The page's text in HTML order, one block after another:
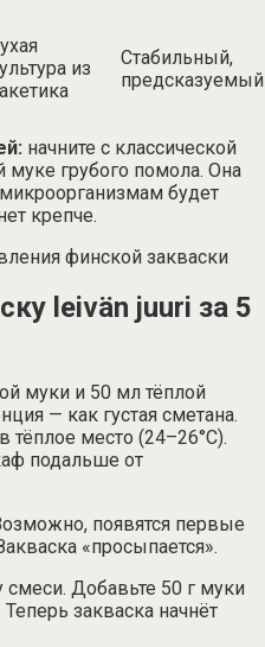
из
Стабильный,
предсказуемый
начните с классической
муке грубого помола. Она
будет
крепче.
leivän juuri за 5
муки и 50 мл тёплой
— как густая сметана.
тёплое место (24–26°С).
подальше от
появятся первые
«просыпается».
смеси. Добавьте 50 г муки
закваска начнёт